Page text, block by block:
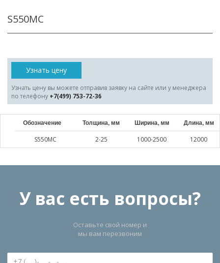
S550MС
Узнать цену
Узнать цену вы можете отправив заявку на сайте или у менеджера
по телефону +7(499) 753-72-36
Обозначение Толщина, мм Ширина, мм Длина, мм
S550MC 2-25 1000-2500 12000
У вас есть вопросы?
Оставьте свой номер и
мы вам перезвоним